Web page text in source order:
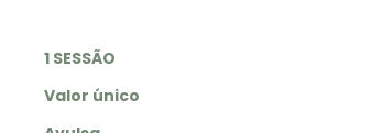
1 SESSÃO
Valor único